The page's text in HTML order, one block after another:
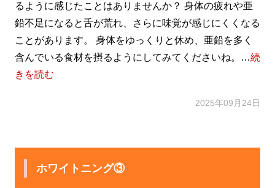
るように感じたことはありませんか？ 身体の疲れや亜
鉛不足になると舌が荒れ、さらに味覚が感じにくくなる
ことがあります。 身体をゆっくりと休め、亜鉛を多く
含んでいる食材を摂るようにしてみてくださいね。…続
きを読む
2025年09月24日
ホワイトニング③